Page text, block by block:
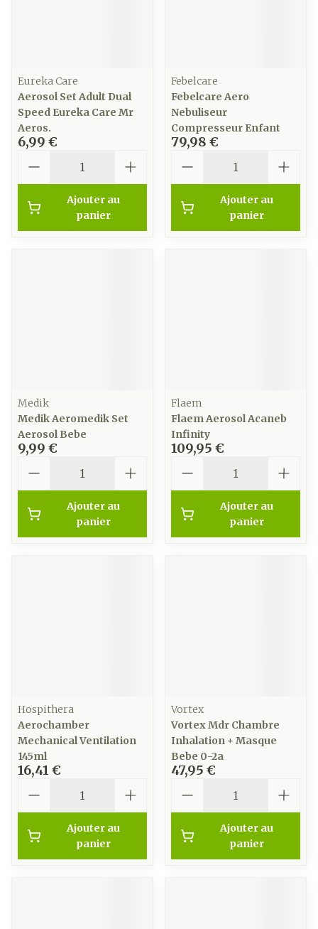
Eureka Care
Aerosol Set Adult Dual
Speed Eureka Care Mr
Aeros.
6,99 €
Ajouter au
panier
Febelcare
Febelcare Aero
Nebuliseur
Compresseur Enfant
79,98 €
Ajouter au
panier
Medik
Medik Aeromedik Set
Aerosol Bebe
9,99 €
Ajouter au
panier
Flaem
Flaem Aerosol Acaneb
Infinity
109,95 €
Ajouter au
panier
Hospithera
Aerochamber
Mechanical Ventilation
145ml
16,41 €
Ajouter au
panier
Vortex
Vortex Mdr Chambre
Inhalation + Masque
Bebe 0-2a
47,95 €
Ajouter au
panier